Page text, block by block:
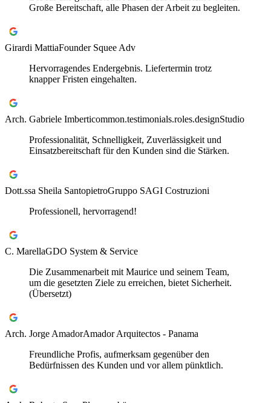
Große Bereitschaft, alle Phasen der Arbeit zu begleiten.
Girardi MattiaFounder Squee Adv
Hervorragendes Endergebnis. Liefertermin trotz
knapper Fristen eingehalten.
Arch. Gabriele Imberticommon.testimonials.roles.designStudio
Professionalität, Schnelligkeit, Zuverlässigkeit und
Einsatzbereitschaft für den Kunden sind die Stärken.
Dott.ssa Sheila SantopietroGruppo SAGI Costruzioni
Professionell, hervorragend!
C. MarellaGDO System & Service
Die Zusammenarbeit mit Maurice und seinem Team,
um die gesetzten Ziele zu erreichen, bietet Sicherheit.
(Übersetzt)
Arch. Jorge AmadorAmador Arquitectos - Panama
Freundliche Profis, aufmerksam gegenüber den
Bedürfnissen des Kunden und vor allem pünktlich.